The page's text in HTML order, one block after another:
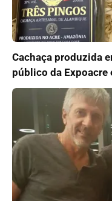
Cachaça produzida
público da Expoacre